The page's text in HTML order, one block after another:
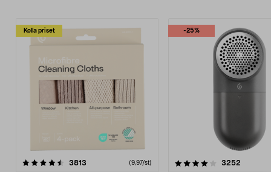
Kolla priset
3813 (9,97/st)
-25%
4.0av 5 stjärnor 3252
4.5av 5 stjärnor